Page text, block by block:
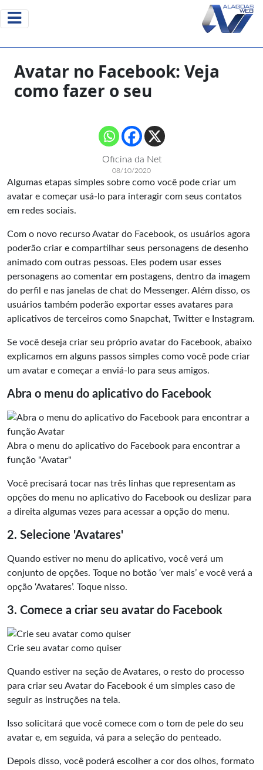
Avatar no Facebook: Veja
como fazer o seu
Oficina da Net
08/10/2020
Algumas etapas simples sobre como você pode criar um
avatar e começar usá-lo para interagir com seus contatos
em redes sociais.
Com o novo recurso Avatar do Facebook, os usuários agora
poderão criar e compartilhar seus personagens de desenho
animado com outras pessoas. Eles podem usar esses
personagens ao comentar em postagens, dentro da imagem
do perfil e nas janelas de chat do Messenger. Além disso, os
usuários também poderão exportar esses avatares para
aplicativos de terceiros como Snapchat, Twitter e Instagram.
Se você deseja criar seu próprio avatar do Facebook, abaixo
explicamos em alguns passos simples como você pode criar
um avatar e começar a enviá-lo para seus amigos.
Abra o menu do aplicativo do Facebook
Abra o menu do aplicativo do Facebook para encontrar a
função "Avatar"
Você precisará tocar nas três linhas que representam as
opções do menu no aplicativo do Facebook ou deslizar para
a direita algumas vezes para acessar a opção do menu.
2. Selecione 'Avatares'
Quando estiver no menu do aplicativo, você verá um
conjunto de opções. Toque no botão ‘ver mais’ e você verá a
opção ‘Avatares’. Toque nisso.
3. Comece a criar seu avatar do Facebook
Crie seu avatar como quiser
Quando estiver na seção de Avatares, o resto do processo
para criar seu Avatar do Facebook é um simples caso de
seguir as instruções na tela.
Isso solicitará que você comece com o tom de pele do seu
avatar e, em seguida, vá para a seleção do penteado.
Depois disso, você poderá escolher a cor dos olhos, formato